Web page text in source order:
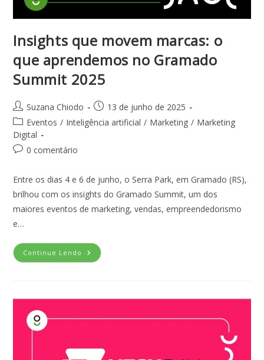
Insights que movem marcas: o
que aprendemos no Gramado
Summit 2025
Suzana Chiodo
13 de junho de 2025
Eventos / Inteligência artificial / Marketing / Marketing
Digital
0 comentário
Entre os dias 4 e 6 de junho, o Serra Park, em Gramado (RS),
brilhou com os insights do Gramado Summit, um dos
maiores eventos de marketing, vendas, empreendedorismo
e…
Continue Lendo